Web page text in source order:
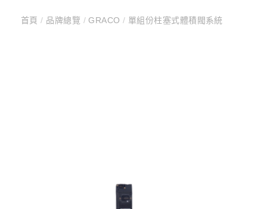
首頁/ 品牌總覽 /GRACO/ 單組份柱塞式體積閥系統